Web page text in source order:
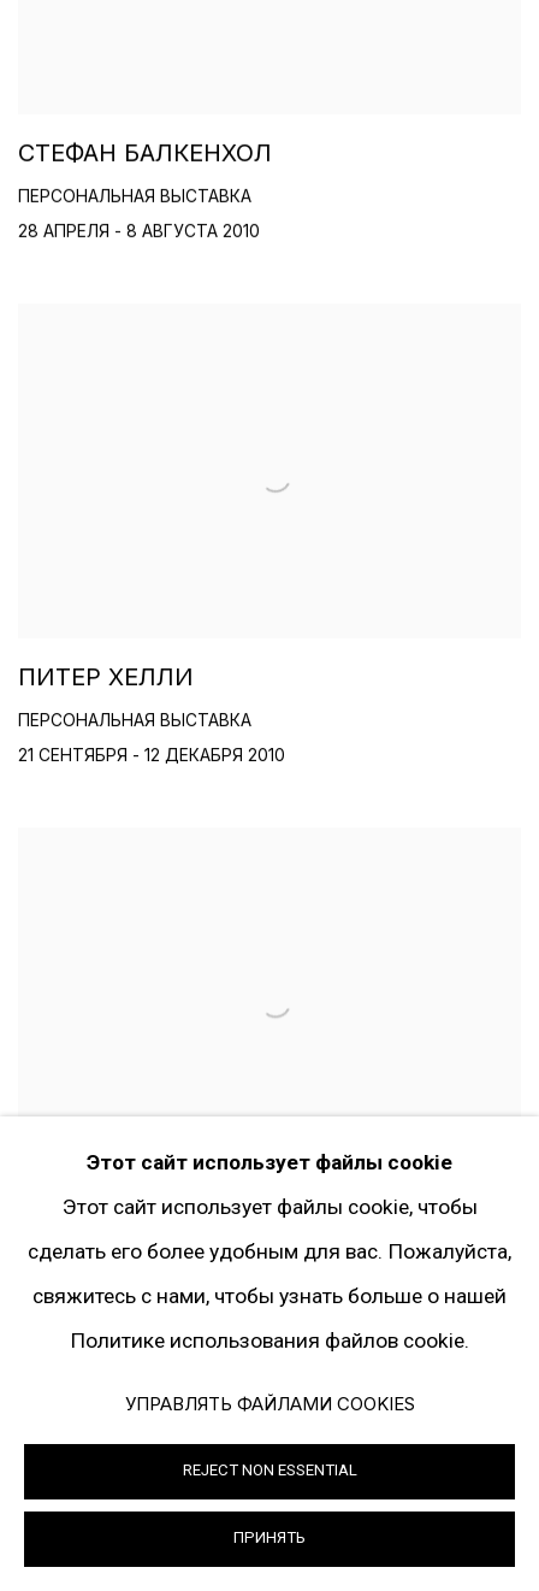
СТЕФАН БАЛКЕНХОЛ
ПЕРСОНАЛЬНАЯ ВЫСТАВКА
28 АПРЕЛЯ - 8 АВГУСТА 2010
ПИТЕР ХЕЛЛИ
ПЕРСОНАЛЬНАЯ ВЫСТАВКА
21 СЕНТЯБРЯ - 12 ДЕКАБРЯ 2010
BAD PLANET
ГРУППОВАЯ ВЫСТАВКА
ХУДОЖНИКИ ГАЛЕРЕИ
Этот сайт использует файлы cookie
Этот сайт использует файлы cookie, чтобы
сделать его более удобным для вас. Пожалуйста,
свяжитесь с нами, чтобы узнать больше о нашей
Политике использования файлов cookie.
УПРАВЛЯТЬ ФАЙЛАМИ COOKIES
REJECT NON ESSENTIAL
ПРИНЯТЬ